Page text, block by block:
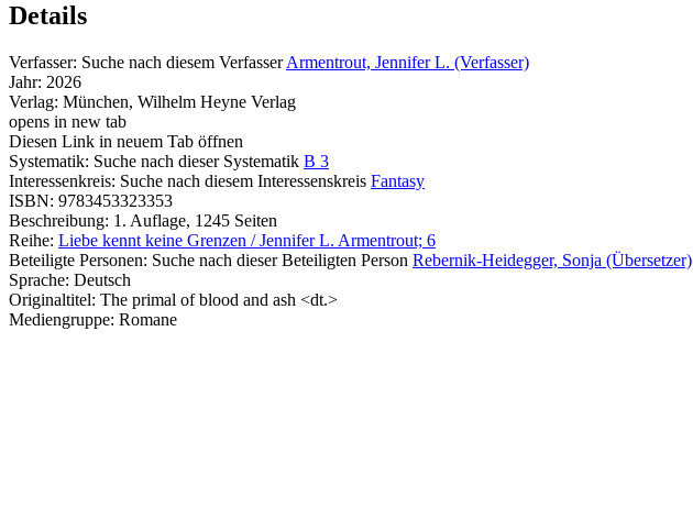
Details
Verfasser: Suche nach diesem Verfasser Armentrout, Jennifer L. (Verfasser)
Jahr: 2026
Verlag: München, Wilhelm Heyne Verlag
opens in new tab
Diesen Link in neuem Tab öffnen
Systematik: Suche nach dieser Systematik B 3
Interessenkreis: Suche nach diesem Interessenskreis Fantasy
ISBN: 9783453323353
Beschreibung: 1. Auflage, 1245 Seiten
Reihe: Liebe kennt keine Grenzen / Jennifer L. Armentrout; 6
Beteiligte Personen: Suche nach dieser Beteiligten Person Rebernik-Heidegger, Sonja (Übersetzer)
Sprache: Deutsch
Originaltitel: The primal of blood and ash <dt.>
Mediengruppe: Romane